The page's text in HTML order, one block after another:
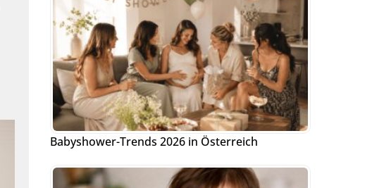
Babyshower-Trends 2026 in Österreich